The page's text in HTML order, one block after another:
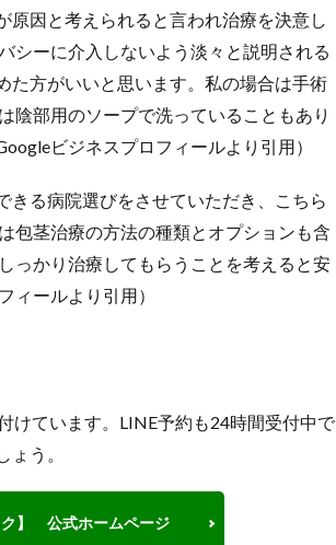
原因と考えられると言われ治療を決意し
シーに介入しないよう淡々と説明される
た方がいいと思います。私の場合は手術
陰部用のソープで洗っていることもあり
ビジネスプロフィールより引用）
きる病院選びをさせていただき、こちら
包茎治療の方法の種類とオプションも含
っかり治療してもらうことを考えると安
ィールより引用）
けています。LINE予約も24時間受付中で
う。
ク】 公式ホームページ